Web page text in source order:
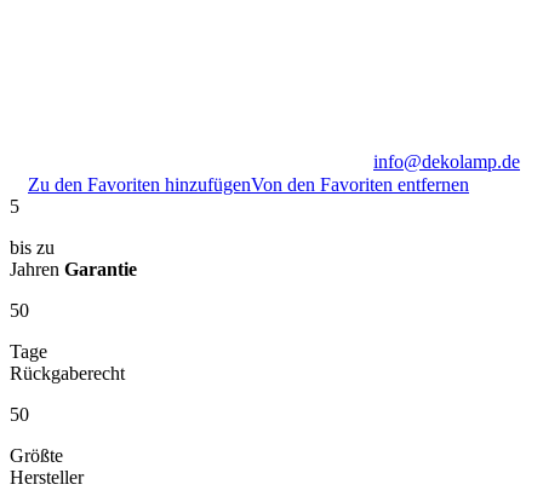
info@dekolamp.de
Zu den Favoriten hinzufügenVon den Favoriten entfernen
5
bis zu
Jahren Garantie
50
Tage
Rückgaberecht
50
Größte
Hersteller